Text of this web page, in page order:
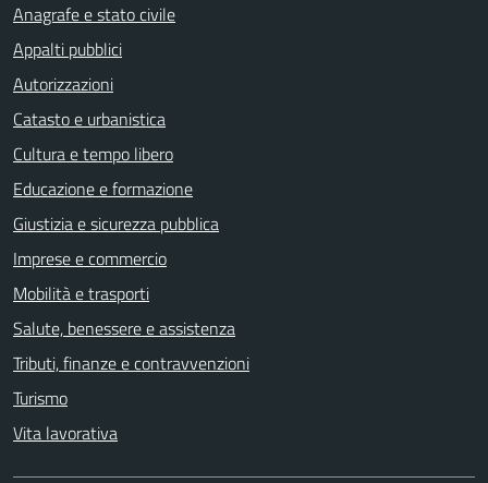
Anagrafe e stato civile
Appalti pubblici
Autorizzazioni
Catasto e urbanistica
Cultura e tempo libero
Educazione e formazione
Giustizia e sicurezza pubblica
Imprese e commercio
Mobilità e trasporti
Salute, benessere e assistenza
Tributi, finanze e contravvenzioni
Turismo
Vita lavorativa